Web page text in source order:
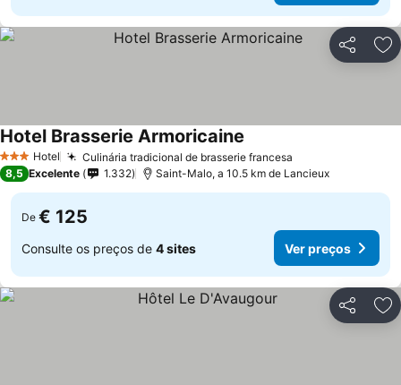
Partilhar
3 EstrelasHotel Culinária tradicional de brasserie francesa
Hotel Brasserie Armoricaine
8,5 Excelente 1.332 Saint-Malo, a 10.5 km de Lancieux
De € 125
Consulte os preços de 4 sites Ver preços
Partilhar